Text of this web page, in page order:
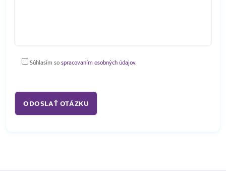
Súhlasím sospracovaním osobných údajov.